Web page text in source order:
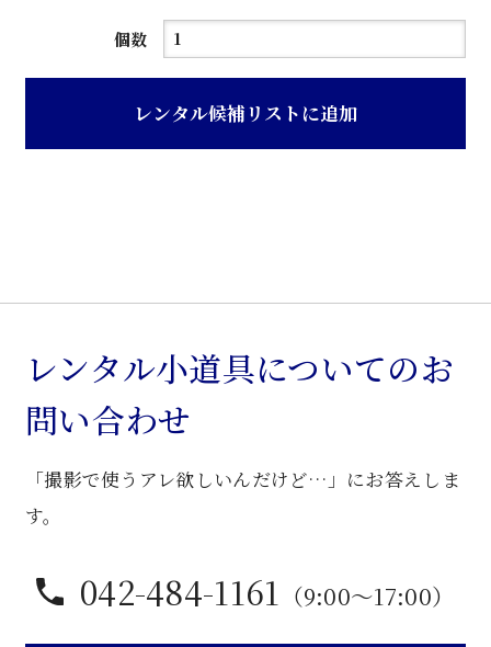
個数
デ
ス
レンタル候補リストに追加
レンタル小道具についてのお
問い合わせ
「撮影で使うアレ欲しいんだけど…」にお答えしま
す。
042-484-1161 （9:00〜17:00）